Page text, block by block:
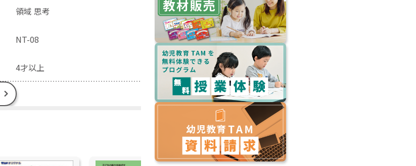
領域 思考
NT-08
4才以上